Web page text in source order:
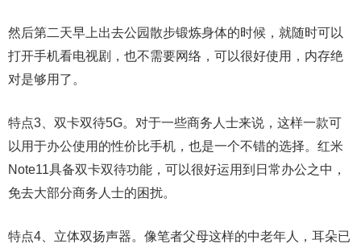
然后第二天早上出去公园散步锻炼身体的时候，就随时可以
打开手机看电视剧，也不需要网络，可以很好使用，内存绝
对是够用了。
特点3、双卡双待5G。对于一些商务人士来说，这样一款可
以用于办公使用的性价比手机，也是一个不错的选择。红米
Note11具备双卡双待功能，可以很好运用到日常办公之中，
免去大部分商务人士的困扰。
特点4、立体双扬声器。像笔者父母这样的中老年人，耳朵已